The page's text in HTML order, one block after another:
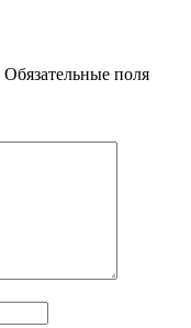
Обязательные поля